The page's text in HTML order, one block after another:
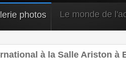
photos Le monde de
à la Salle Ariston à